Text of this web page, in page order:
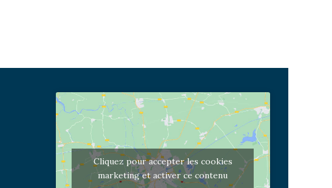
Cliquez pour accepter les cookies
marketing et activer ce contenu